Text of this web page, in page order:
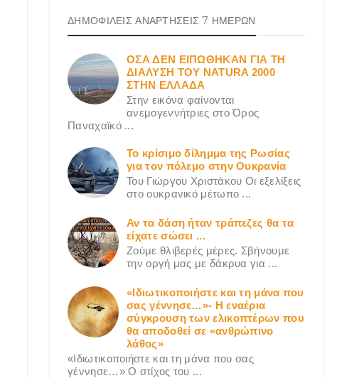
ΔΗΜΟΦΙΛΕΙΣ ΑΝΑΡΤΗΣΕΙΣ 7 ΗΜΕΡΩΝ
ΟΣΑ ΔΕN ΕΙΠΩΘΗΚΑΝ ΓΙΑ ΤΗ
ΔΙΑΛΥΣΗ ΤΟΥ NATURA 2000
ΣΤΗΝ ΕΛΛΑΔΑ
Στην εικόνα φαίνονται
ανεμογεννήτριες στο Όρος
Παναχαϊκό ...
Το κρίσιμο δίλημμα της Ρωσίας
για τον πόλεμο στην Ουκρανία
Του Γιώργου Χριστάκου Οι εξελίξεις
στο ουκρανικό μέτωπο ...
Αν τα δάση ήταν τράπεζες θα τα
είχατε σώσει ...
Ζούμε θλιβερές μέρες. Σβήνουμε
την οργή μας με δάκρυα για ...
«Ιδιωτικοποιήστε και τη μάνα που
σας γέννησε…»- Η εναέρια
σύγκρουση των ελικοπτέρων που
θα αποδοθεί σε «ανθρώπινο
λάθος»
«Ιδιωτικοποιήστε και τη μάνα που σας
γέννησε…» Ο στίχος του ...